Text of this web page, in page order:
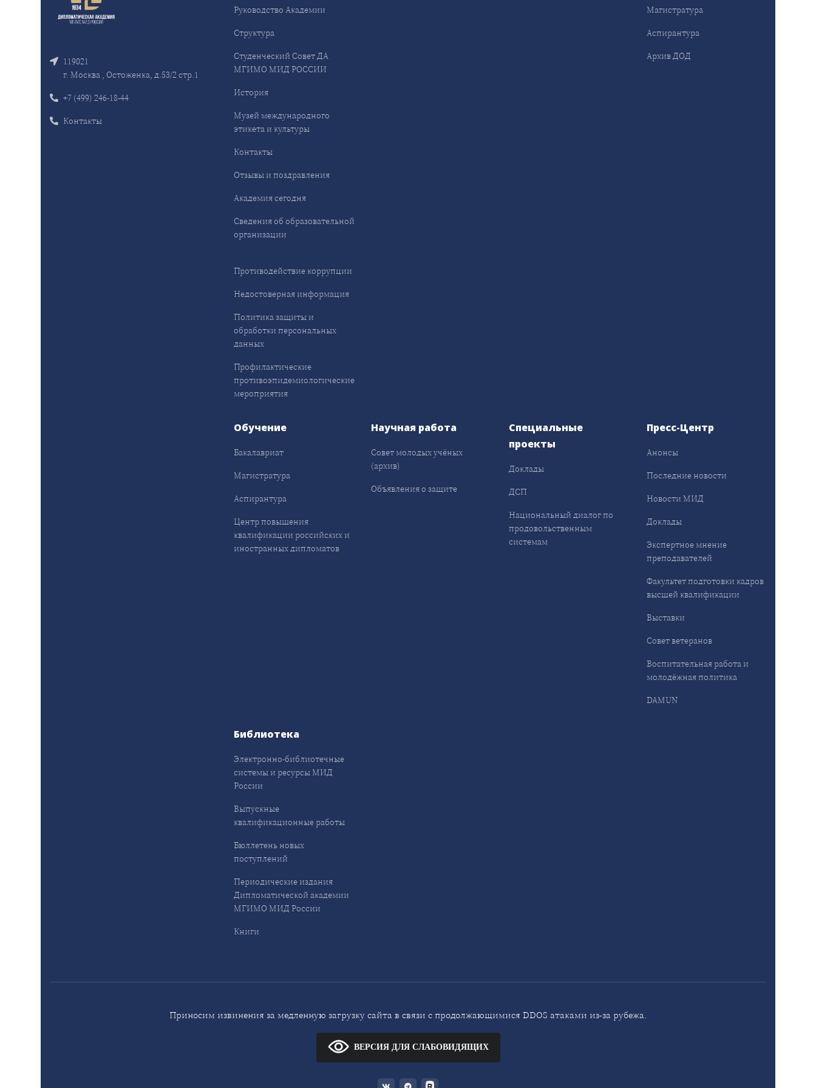
119021
г. Москва , Остоженка, д.53/2 стр.1
+7 (499) 246-18-44
Контакты
Руководство Академии
Структура
Студенческий Совет ДА
МГИМО МИД РОССИИ
История
Музей международного
этикета и культуры
Контакты
Отзывы и поздравления
Академия сегодня
Сведения об образовательной
организации
Противодействие коррупции
Недостоверная информация
Политика защиты и
обработки персональных
данных
Профилактические
противоэпидемиологические
мероприятия
Магистратура
Аспирантура
Архив ДОД
Обучение
Бакалавриат
Магистратура
Аспирантура
Центр повышения
квалификации российских и
иностранных дипломатов
Научная работа
Совет молодых учёных
(архив)
Объявления о защите
Специальные
проекты
Доклады
ДСП
Национальный диалог по
продовольственным
системам
Пресс-Центр
Анонсы
Последние новости
Новости МИД
Доклады
Экспертное мнение
преподавателей
Факультет подготовки кадров
высшей квалификации
Выставки
Совет ветеранов
Воспитательная работа и
молодёжная политика
DAMUN
Библиотека
Электронно-библиотечные
системы и ресурсы МИД
России
Выпускные
квалификационные работы
Бюллетень новых
поступлений
Периодические издания
Дипломатической академии
МГИМО МИД России
Книги
Приносим извинения за медленную загрузку сайта в связи с продолжающимися DDOS атаками из-за рубежа.
ВЕРСИЯ ДЛЯ СЛАБОВИДЯЩИХ